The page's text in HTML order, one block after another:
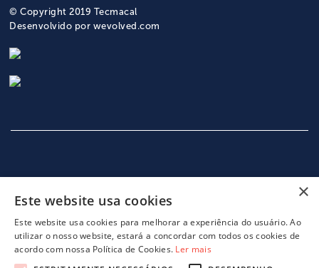
© Copyright 2019 Tecmacal
Desenvolvido por wevolved.com
INÍCIO EMPRESA SERVIÇOS ×
Este website usa cookies
Este website usa cookies para melhorar a experiência do usuário. Ao
utilizar o nosso website, estará a concordar com todos os cookies de
acordo com nossa Política de Cookies. Ler mais